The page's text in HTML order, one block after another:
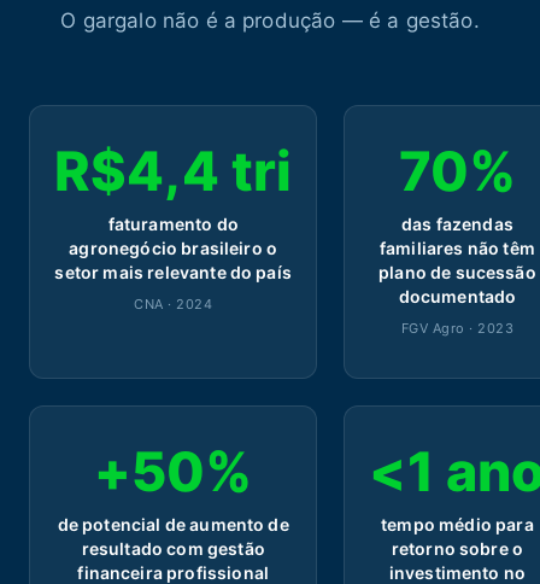
O gargalo não é a produção — é a gestão.
R$4,4 tri
faturamento do
agronegócio brasileiro o
setor mais relevante do país
CNA · 2024
70%
das fazendas
familiares não têm
plano de sucessão
documentado
FGV Agro · 2023
+50%
de potencial de aumento de
resultado com gestão
financeira profissional
<1
tempo médio para
retorno sobre o
investimento no